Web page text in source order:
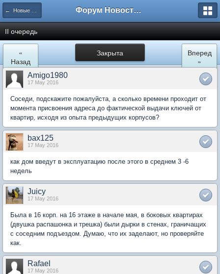
← Новые Водники Форум Новостройки
II очередь
Закрыта
«
Назад
Вперед
»
Amigo1980
17 May 2016
Соседи, подскажите пожалуйста, а сколько времени проходит от
момента присвоения адреса до фактической выдачи ключей от
квартир, исходя из опыта предыдущих корпусов?
bax125
17 May 2016
как дом введут в эксплуатацию после этого в среднем 3 -6
недель
Juicy
17 May 2016
Была в 16 корп. на 16 этаже в начале мая, в боковых квартирах
(двушка распашонка и трешка) были дырки в стенах, граничащих
с соседним подъездом. Думаю, что их заделают, но проверяйте
как.
Rafael
17 May 2016